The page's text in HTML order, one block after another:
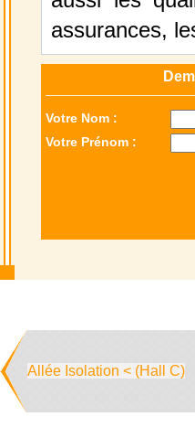
assurances,
Votre Nom :
Votre Prénom :
Allée Isolation < (Hall C)